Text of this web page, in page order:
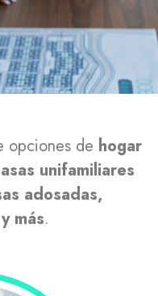
opciones de hogar
unifamiliares
adosadas,
más.